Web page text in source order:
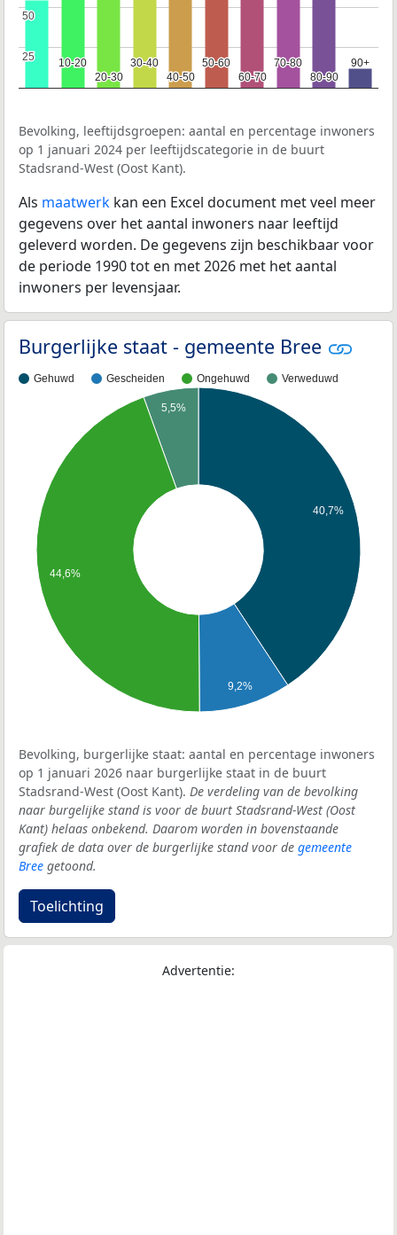
10-20
10-20
20-30
20-30
30-40
30-40
40-50
40-50
50-60
50-60
60-70
60-70
70-80
70-80
80-90
80-90
90+
90+
25
25
50
50
Bevolking, leeftijdsgroepen: aantal en percentage inwoners
op 1 januari 2024 per leeftijdscategorie in de buurt
Stadsrand-West (Oost Kant).
Als maatwerk kan een Excel document met veel meer
gegevens over het aantal inwoners naar leeftijd
geleverd worden. De gegevens zijn beschikbaar voor
de periode 1990 tot en met 2026 met het aantal
inwoners per levensjaar.
Burgerlijke staat - gemeente Bree
Gehuwd Gescheiden Ongehuwd Verweduwd
40,7%
9,2%
5,5%
44,6%
Bevolking, burgerlijke staat: aantal en percentage inwoners
op 1 januari 2026 naar burgerlijke staat in de buurt
Stadsrand-West (Oost Kant). De verdeling van de bevolking
naar burgelijke stand is voor de buurt Stadsrand-West (Oost
Kant) helaas onbekend. Daarom worden in bovenstaande
grafiek de data over de burgerlijke stand voor de gemeente
Bree getoond.
Toelichting
Advertentie: